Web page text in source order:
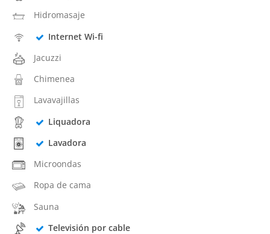
Hidromasaje
Internet Wi-fi
Jacuzzi
Chimenea
Lavavajillas
Liquadora
Lavadora
Microondas
Ropa de cama
Sauna
Televisión por cable